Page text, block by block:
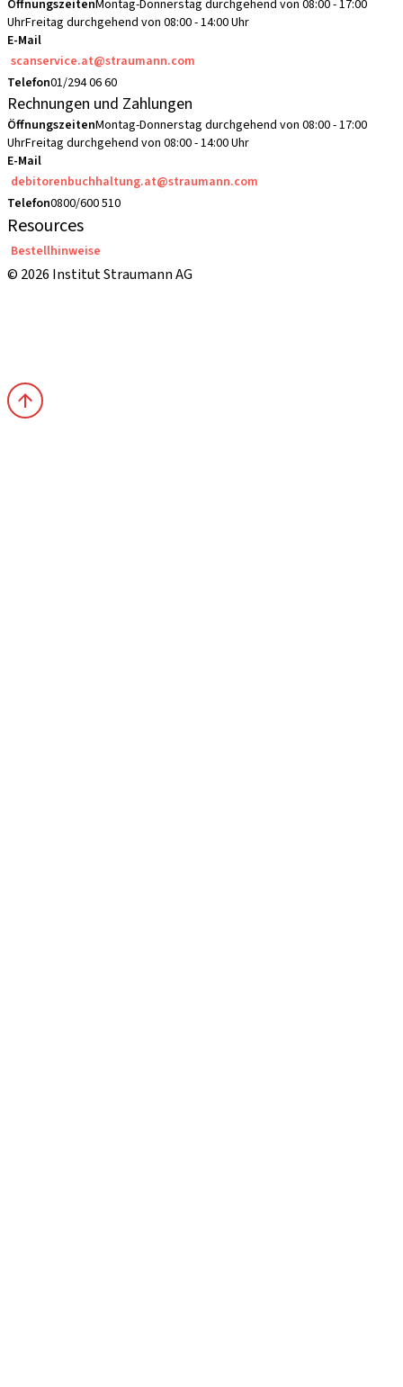
ÖffnungszeitenMontag-Donnerstag durchgehend von 08:00 - 17:00
UhrFreitag durchgehend von 08:00 - 14:00 Uhr
E-Mail
scanservice.at@straumann.com
Telefon01/294 06 60
Rechnungen und Zahlungen
ÖffnungszeitenMontag-Donnerstag durchgehend von 08:00 - 17:00
UhrFreitag durchgehend von 08:00 - 14:00 Uhr
E-Mail
debitorenbuchhaltung.at@straumann.com
Telefon0800/600 510
Resources
Bestellhinweise
© 2026 Institut Straumann AG